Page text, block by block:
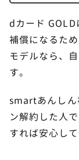
dカード
補償になるた
モデルなら、
す。
smartあんしん
ン解約した人
すれば安心して